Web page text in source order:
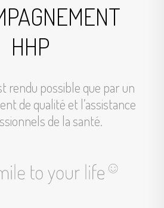
HHP
rendu possible que par un
de qualité et l’assistance
de la santé.